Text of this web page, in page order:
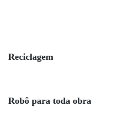
Reciclagem
Robô para toda obra